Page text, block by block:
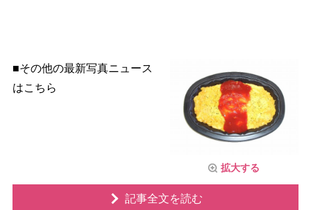
拡大する
■その他の最新写真ニュース
はこちら
記事全文を読む